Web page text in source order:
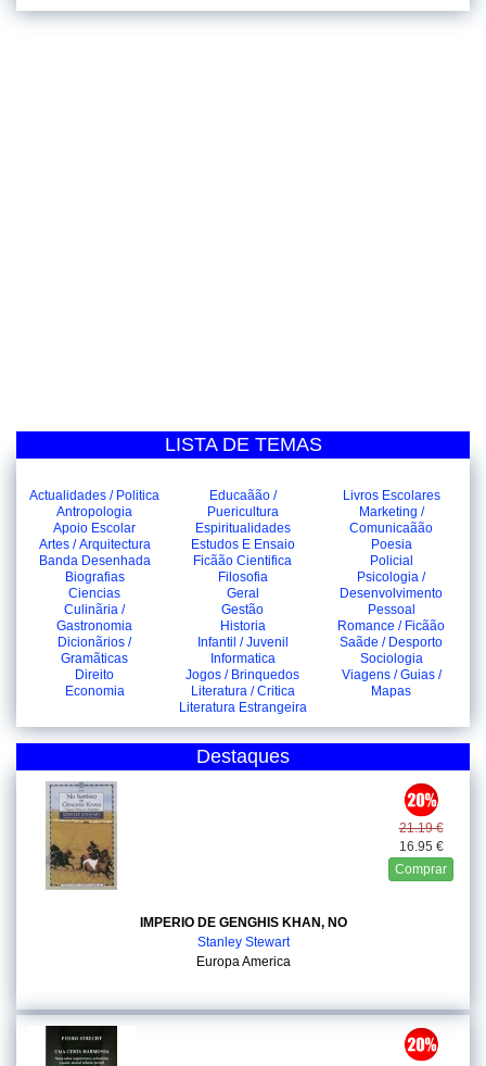
LISTA DE TEMAS
Actualidades / Politica
Antropologia
Apoio Escolar
Artes / Arquitectura
Banda Desenhada
Biografias
Ciencias
Culinãria /
Gastronomia
Dicionãrios /
Gramãticas
Direito
Economia
Educaãão /
Puericultura
Espiritualidades
Estudos E Ensaio
Ficãão Cientifica
Filosofia
Geral
Gestão
Historia
Infantil / Juvenil
Informatica
Jogos / Brinquedos
Literatura / Critica
Literatura Estrangeira
Livros Escolares
Marketing /
Comunicaãão
Poesia
Policial
Psicologia /
Desenvolvimento
Pessoal
Romance / Ficãão
Saãde / Desporto
Sociologia
Viagens / Guias /
Mapas
Destaques
21.19 €
16.95 €
Comprar
IMPERIO DE GENGHIS KHAN, NO
Stanley Stewart
Europa America